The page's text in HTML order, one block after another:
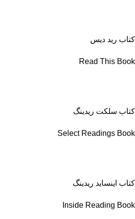
کتاب رید دیس
Read This Book
کتاب سلکت ریدینگ
Select Readings Book
کتاب اینساید ریدینگ
Inside Reading Book